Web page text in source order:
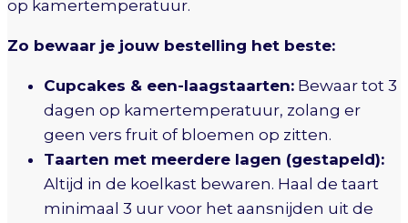
op kamertemperatuur.
Zo bewaar je jouw bestelling het beste:
Cupcakes & een-laagstaarten: Bewaar tot 3
dagen op kamertemperatuur, zolang er
geen vers fruit of bloemen op zitten.
Taarten met meerdere lagen (gestapeld):
Altijd in de koelkast bewaren. Haal de taart
minimaal 3 uur voor het aansnijden uit de